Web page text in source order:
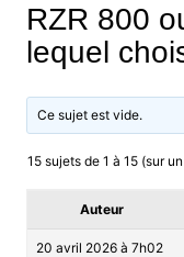
RZR 800
lequel
Ce sujet est vide.
15 sujets de 1 à 15 (sur
Auteur
20 avril 2026 à 7h02